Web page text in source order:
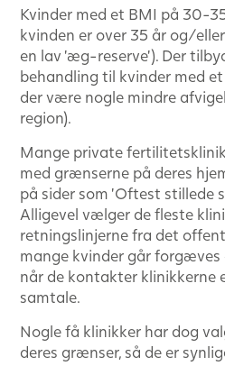
Kvinder med et BMI på 30-
kvinden er over 35 år og/
en lav ’æg-reserve’). Der
behandling til kvinder med
der være nogle mindre
region).
Mange private
med grænserne på deres
på sider som ’Oftest stillede
Alligevel vælger de fleste
retningslinjerne fra det
mange kvinder går forgæves
når de kontakter klinikkerne
samtale.
Nogle få klinikker har dog
deres grænser, så de er